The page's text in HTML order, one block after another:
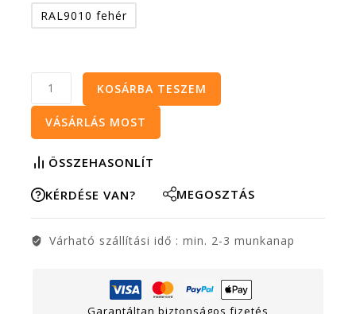
RAL9010 fehér
KOSÁRBA TESZEM
VÁSÁRLÁS MOST
ÖSSZEHASONLÍT
KÉRDÉSE VAN? MEGOSZTÁS
Várható szállítási idő : min. 2-3 munkanap
Garantáltan biztonságos fizetés